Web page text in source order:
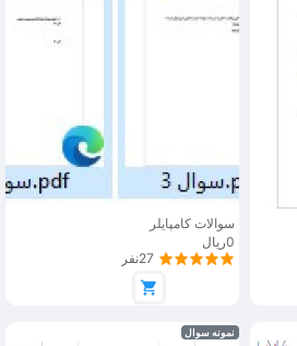
سوالات کامپایلر
0ریال
27نفر
نمونه سوال